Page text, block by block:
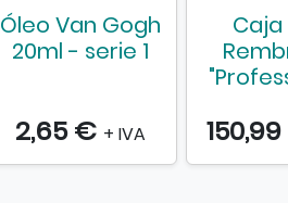
Óleo Van Gogh
20ml - serie 1
2,65 € + IVA